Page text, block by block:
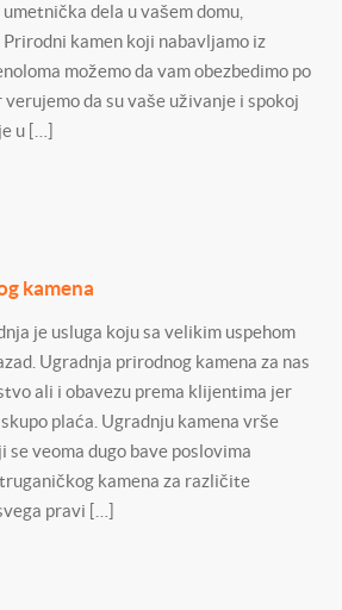
dela u vašem domu,
kamen koji nabavljamo iz
možemo da vam obezbedimo po
verujemo da su vaše uživanje i spokoj
u […]
kamena
je usluga koju sa velikim uspehom
Ugradnja prirodnog kamena za nas
ali i obavezu prema klijentima jer
plaća. Ugradnju kamena vrše
veoma dugo bave poslovima
kamena za različite
pravi […]